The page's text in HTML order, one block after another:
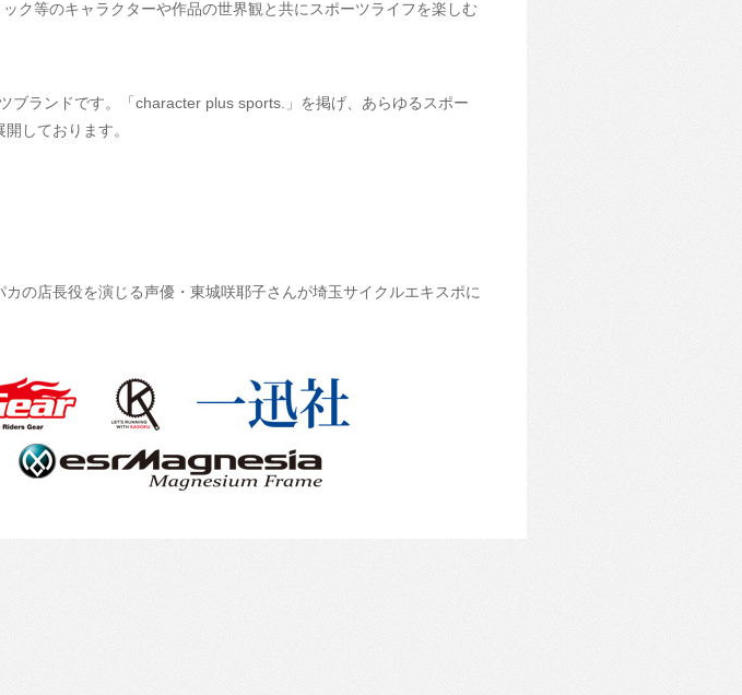
ク等のキャラクターや作品の世界観と共にスポーツライフを楽しむ
ランドです。「character plus sports.」を掲げ、あらゆるスポー
しております。
の店長役を演じる声優・東城咲耶子さんが埼玉サイクルエキスポに